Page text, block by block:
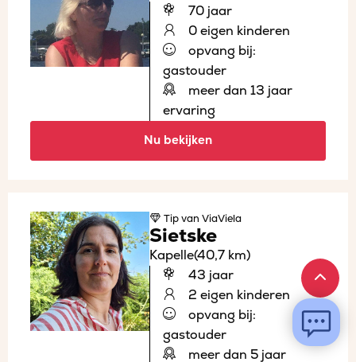
70 jaar
0 eigen kinderen
opvang bij:
gastouder
meer dan 13 jaar
ervaring
Nu bekijken
Tipvan ViaViela
Sietske
Kapelle(40,7 km)
43 jaar
2 eigen kinderen
opvang bij:
gastouder
meer dan 5 jaar